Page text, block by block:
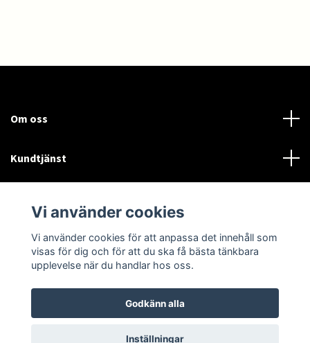
Om oss
Kundtjänst
Sociala medier
© 2026 MEfordon
Vi använder cookies
Vi använder cookies för att anpassa det innehåll som
visas för dig och för att du ska få bästa tänkbara
upplevelse när du handlar hos oss.
Godkänn alla
Inställningar